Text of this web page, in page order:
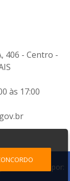
406 - Centro -
às 17:00
Desenvolvido por: